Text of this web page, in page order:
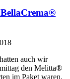
auch wir
den Melitta®
im Paket waren,